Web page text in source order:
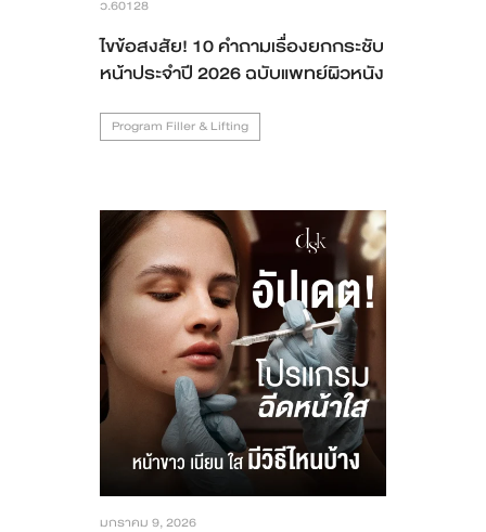
ว.60128
ไขข้อสงสัย! 10 คำถามเรื่องยกกระชับ
หน้าประจำปี 2026 ฉบับแพทย์ผิวหนัง
Program Filler & Lifting
มกราคม 9, 2026